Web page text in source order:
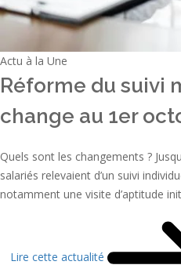
Actu à la Une
Réforme du suivi
change au 1er
Quels sont les changements ?
salariés relevaient d’un suivi
notamment une visite d’aptitude
Lire cette actualité